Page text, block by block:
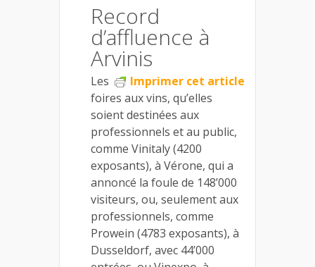
Record
d’affluence à
Arvinis
Imprimer cet article
Les
foires aux vins, qu’elles
soient destinées aux
professionnels et au public,
comme Vinitaly (4200
exposants), à Vérone, qui a
annoncé la foule de 148’000
visiteurs, ou, seulement aux
professionnels, comme
Prowein (4783 exposants), à
Dusseldorf, avec 44’000